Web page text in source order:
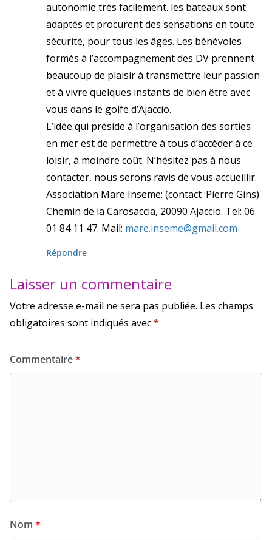
autonomie très facilement. les bateaux sont
adaptés et procurent des sensations en toute
sécurité, pour tous les âges. Les bénévoles
formés à l’accompagnement des DV prennent
beaucoup de plaisir à transmettre leur passion
et à vivre quelques instants de bien être avec
vous dans le golfe d’Ajaccio.
L’idée qui préside à l’organisation des sorties
en mer est de permettre à tous d’accéder à ce
loisir, à moindre coût. N’hésitez pas à nous
contacter, nous serons ravis de vous accueillir.
Association Mare Inseme: (contact :Pierre Gins)
Chemin de la Carosaccia, 20090 Ajaccio. Tel: 06
01 84 11 47. Mail: mare.inseme@gmail.com
Répondre
Laisser un commentaire
Votre adresse e-mail ne sera pas publiée. Les champs
obligatoires sont indiqués avec*
Commentaire*
Nom *